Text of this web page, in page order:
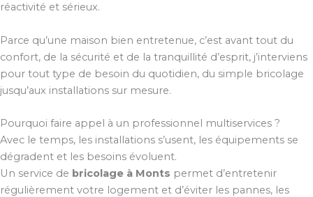
réactivité et sérieux.
Parce qu’une maison bien entretenue, c’est avant tout du
confort, de la sécurité et de la tranquillité d’esprit, j’interviens
pour tout type de besoin du quotidien, du simple bricolage
jusqu’aux installations sur mesure.
Pourquoi faire appel à un professionnel multiservices ?
Avec le temps, les installations s’usent, les équipements se
dégradent et les besoins évoluent.
Un service de bricolage à Monts permet d’entretenir
régulièrement votre logement et d’éviter les pannes, les